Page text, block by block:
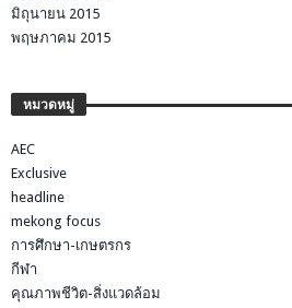
มิถุนายน 2015
พฤษภาคม 2015
หมวดหมู่
AEC
Exclusive
headline
mekong focus
การศึกษา-เกษตรกร
กีฬา
คุณภาพชีวิต-สิ่งแวดล้อม